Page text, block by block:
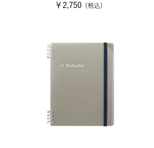
￥2,750 （税込）